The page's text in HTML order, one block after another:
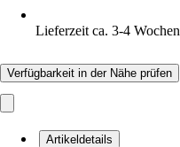
Lieferzeit ca. 3-4 Wochen
Verfügbarkeit in der Nähe prüfen
Artikeldetails